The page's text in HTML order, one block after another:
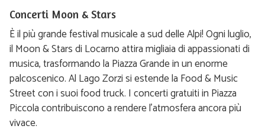
Concerti Moon & Stars
È il più grande festival musicale a sud delle Alpi! Ogni luglio,
il Moon & Stars di Locarno attira migliaia di appassionati di
musica, trasformando la Piazza Grande in un enorme
palcoscenico. Al Lago Zorzi si estende la Food & Music
Street con i suoi food truck. I concerti gratuiti in Piazza
Piccola contribuiscono a rendere l’atmosfera ancora più
vivace.